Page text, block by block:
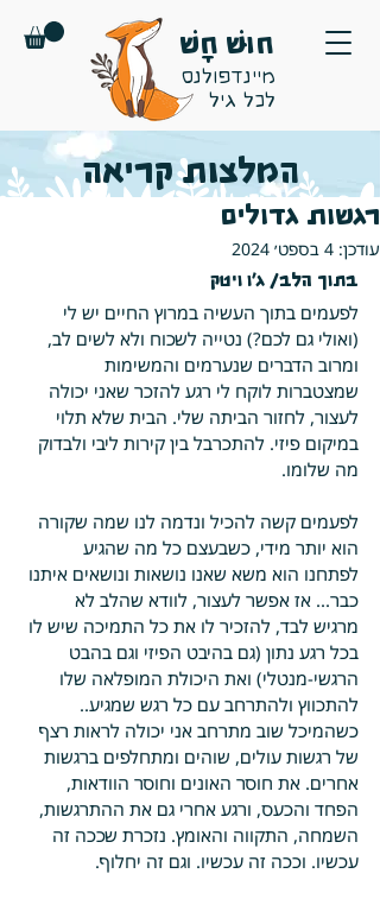
חוּשׁ חָשׁ
מיינדפולנס
לכל גיל
המלצות קריאה
רגשות גדולים
עודכן: 4 בספט׳ 2024
בתוך הלב/ ג'ו ויטק
לפעמים בתוך העשיה במרוץ החיים יש לי
(ואולי גם לכם?) נטייה לשכוח ולא לשים לב,
ומרוב הדברים שנערמים והמשימות
שמצטברות לוקח לי רגע להזכר שאני יכולה
לעצור, לחזור הביתה שלי. הבית שלא תלוי
במיקום פיזי. להתכרבל בין קירות ליבי ולבדוק
מה שלומו.
לפעמים קשה להכיל ונדמה לנו שמה שקורה
הוא יותר מידי, כשבעצם כל מה שהגיע
לפתחנו הוא משא שאנו נושאות ונושאים איתנו
כבר... אז אפשר לעצור, לוודא שהלב לא
מרגיש לבד, להזכיר לו את כל התמיכה שיש לו
בכל רגע נתון (גם בהיבט הפיזי וגם בהבט
הרגשי-מנטלי) ואת היכולת המופלאה שלו
להתכווץ ולהתרחב עם כל רגש שמגיע..
כשהמיכל שוב מתרחב אני יכולה לראות רצף
של רגשות עולים, שוהים ומתחלפים ברגשות
אחרים. את חוסר האונים וחוסר הוודאות,
הפחד והכעס, ורגע אחרי גם את ההתרגשות,
השמחה, התקווה והאומץ. נזכרת שככה זה
עכשיו. וככה זה עכשיו. וגם זה יחלוף.